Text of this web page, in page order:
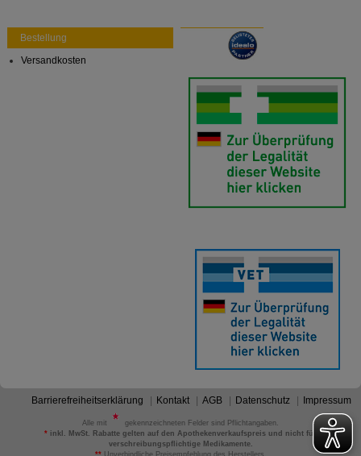
anzuzeigen und unser Partnerprogramm zu
betreiben.
Informationen über die Art und Weise der Nutzung
unserer Website sammeln, mit deren Hilfe wir unsere
Website weiter für Sie optimieren können, den Inhalt
auf unserer Website aber auch die Werbung auf
Drittseiten möglichst relevant für Sie zu gestalten.
Bitte beachten Sie, dass Daten hierfür teilweise an
Dritte wie z.B. Google oder soziale Medien
Bestellung
Versandkosten
Barrierefreiheitserklärung Kontakt AGB Datenschutz Impressum
Alle mit
gekennzeichneten Felder sind Pflichtangaben.
* inkl. MwSt. Rabatte gelten auf den Apothekenverkaufspreis und nicht für
verschreibungspflichtige Medikamente.
**Unverbindliche Preisempfehlung des Herstellers.